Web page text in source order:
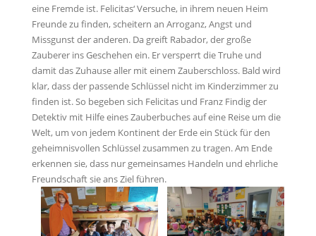
eine Fremde ist. Felicitas‘ Versuche, in ihrem neuen Heim
Freunde zu finden, scheitern an Arroganz, Angst und
Missgunst der anderen. Da greift Rabador, der große
Zauberer ins Geschehen ein. Er versperrt die Truhe und
damit das Zuhause aller mit einem Zauberschloss. Bald wird
klar, dass der passende Schlüssel nicht im Kinderzimmer zu
finden ist. So begeben sich Felicitas und Franz Findig der
Detektiv mit Hilfe eines Zauberbuches auf eine Reise um die
Welt, um von jedem Kontinent der Erde ein Stück für den
geheimnisvollen Schlüssel zusammen zu tragen. Am Ende
erkennen sie, dass nur gemeinsames Handeln und ehrliche
Freundschaft sie ans Ziel führen.